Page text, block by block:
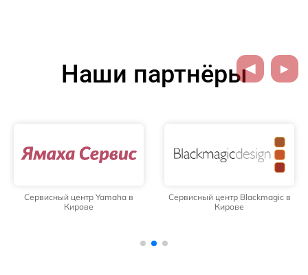
Наши партнёры
Сервисный центр Yamaha в
Кирове
Сервисный центр Blackmagic в
Кирове